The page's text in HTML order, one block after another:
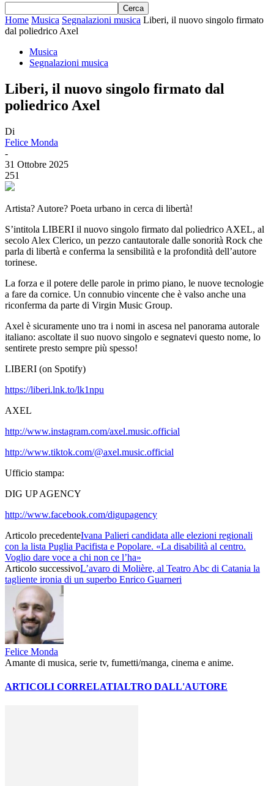
Home Musica Segnalazioni musica Liberi, il nuovo singolo firmato
dal poliedrico Axel
Musica
Segnalazioni musica
Liberi, il nuovo singolo firmato dal
poliedrico Axel
Di
Felice Monda
-
31 Ottobre 2025
251
Artista? Autore? Poeta urbano in cerca di libertà!
S’intitola LIBERI il nuovo singolo firmato dal poliedrico AXEL, al
secolo Alex Clerico, un pezzo cantautorale dalle sonorità Rock che
parla di libertà e conferma la sensibilità e la profondità dell’autore
torinese.
La forza e il potere delle parole in primo piano, le nuove tecnologie
a fare da cornice. Un connubio vincente che è valso anche una
riconferma da parte di Virgin Music Group.
Axel è sicuramente uno tra i nomi in ascesa nel panorama autorale
italiano: ascoltate il suo nuovo singolo e segnatevi questo nome, lo
sentirete presto sempre più spesso!
LIBERI (on Spotify)
https://liberi.lnk.to/lk1npu
AXEL
http://www.instagram.com/axel.music.official
http://www.tiktok.com/@axel.music.official
Ufficio stampa:
DIG UP AGENCY
http://www.facebook.com/digupagency
Articolo precedenteIvana Palieri candidata alle elezioni regionali
con la lista Puglia Pacifista e Popolare. «La disabilità al centro.
Voglio dare voce a chi non ce l’ha»
Articolo successivoL’avaro di Molière, al Teatro Abc di Catania la
tagliente ironia di un superbo Enrico Guarneri
Felice Monda
Amante di musica, serie tv, fumetti/manga, cinema e anime.
ARTICOLI CORRELATIALTRO DALL'AUTORE